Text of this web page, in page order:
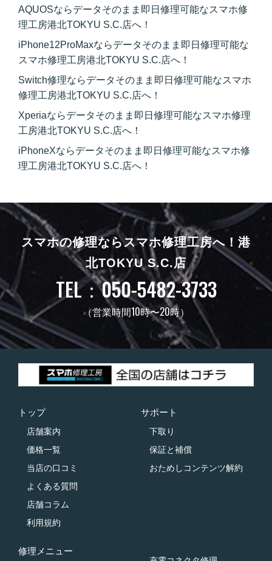
AQUOSならデータそのまま即日修理可能なスマホ修
理工房港北TOKYU S.C.店へ！
iPhone12ProMaxならデータそのまま即日修理可能な
スマホ修理工房港北TOKYU S.C.店へ！
Switch修理ならデータそのまま即日修理可能なスマホ
修理工房港北TOKYU S.C.店へ！
Xperiaならデータそのまま即日修理可能なスマホ修理
工房港北TOKYU S.C.店へ！
iPhoneXならデータそのまま即日修理可能なスマホ修
理工房港北TOKYU S.C.店へ！
スマホの修理ならスマホ修理工房へ！ 港
北TOKYU S.C.店
TEL：050-5482-3733
（営業時間10時〜20時）
トップ
店舗案内
価格一覧
当店の口コミ
よくある質問
店舗コラム
利用規約
サポート
下取り
保証と補償
おためしコンテンツ解約
修理メニュー